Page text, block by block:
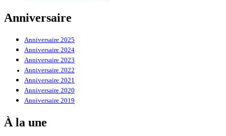
Anniversaire
Anniversaire 2025
Anniversaire 2024
Anniversaire 2023
Anniversaire 2022
Anniversaire 2021
Anniversaire 2020
Anniversaire 2019
À la une